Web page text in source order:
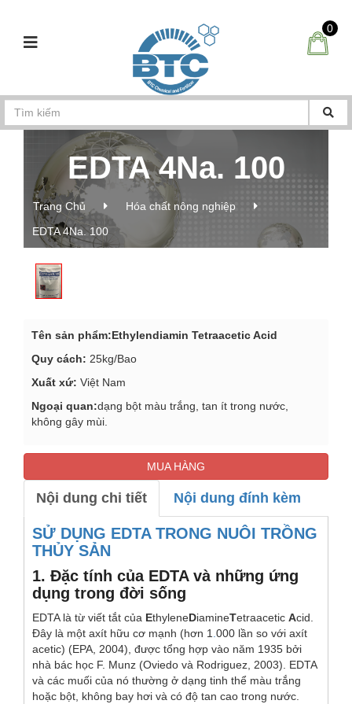
0
EDTA 4Na. 100
Trang Chủ
Hóa chất nông nghiệp
EDTA 4Na. 100
Tên sản phẩm:Ethylendiamin Tetraacetic Acid
Quy cách: 25kg/Bao
Xuất xứ: Việt Nam
Ngoại quan:dạng bột màu trắng, tan ít trong nước,
không gây mùi.
MUA HÀNG
Nội dung chi tiết Nội dung đính kèm
SỬ DỤNG EDTA TRONG NUÔI TRỒNG
THỦY SẢN
1. Đặc tính của EDTA và những ứng
dụng trong đời sống
EDTA là từ viết tắt của EthyleneDiamineTetraacetic Acid.
Đây là một axít hữu cơ mạnh (hơn 1 000 lần so với axít
acetic) (EPA, 2004), được tổng hợp vào năm 1935 bởi
nhà bác học F. Munz (Oviedo và Rodriguez, 2003). EDTA
và các muối của nó thường ở dạng tinh thể màu trắng
hoặc bột, không bay hơi và có độ tan cao trong nước.